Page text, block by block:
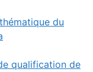
du
qualification de